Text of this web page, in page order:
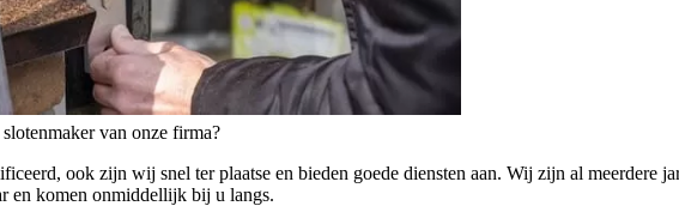
van onze firma?
ook zijn wij snel ter plaatse en bieden goede diensten aan. Wij zijn al meerdere
en komen onmiddellijk bij u langs.